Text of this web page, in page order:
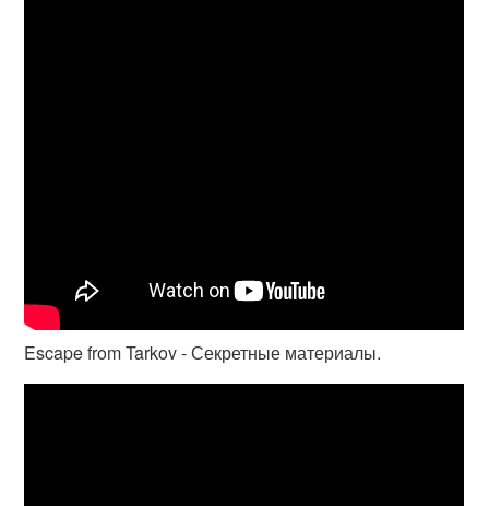
Escape from Tarkov - Секретные материалы.